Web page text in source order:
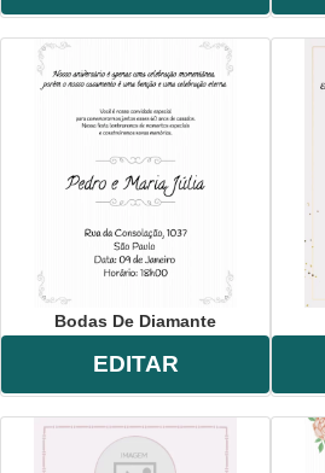
Bodas De Diamante
EDITAR